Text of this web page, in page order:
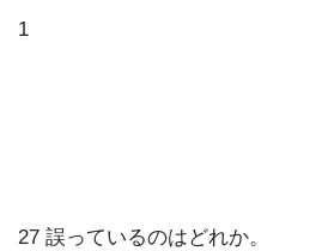
1
27 誤っているのはどれか。